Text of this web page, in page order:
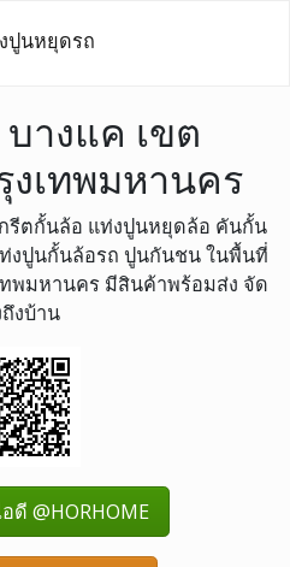
ปูนหยุดรถ
างแค เขต
งเทพมหานคร
รีตกั้นล้อ แท่งปูนหยุดล้อ คันกั้น
งปูนกั้นล้อรถ ปูนกันชน ในพื้นที่
พมหานคร มีสินค้าพร้อมส่ง จัด
งบ้าน
ดี @HORHOME